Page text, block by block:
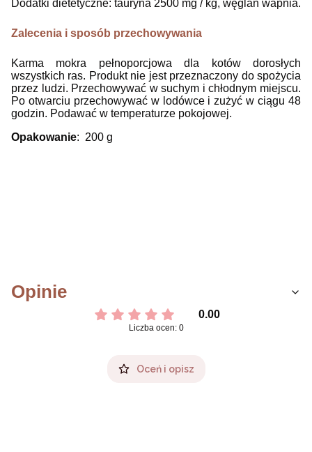
Dodatki dietetyczne: tauryna 2500 mg / kg, węglan wapnia.
Zalecenia i sposób przechowywania
Karma mokra pełnoporcjowa dla kotów dorosłych
wszystkich ras. Produkt nie jest przeznaczony do spożycia
przez ludzi. Przechowywać w suchym i chłodnym miejscu.
Po otwarciu przechowywać w lodówce i zużyć w ciągu 48
godzin. Podawać w temperaturze pokojowej.
Opakowanie: 200 g
Opinie
0.00
Liczba ocen: 0
Oceń i opisz